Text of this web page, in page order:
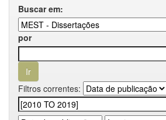
Buscar em:
por
Filtros correntes: